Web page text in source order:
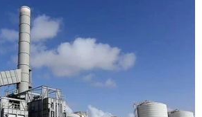
nghìn binh sỹ
bơ trọng điểm